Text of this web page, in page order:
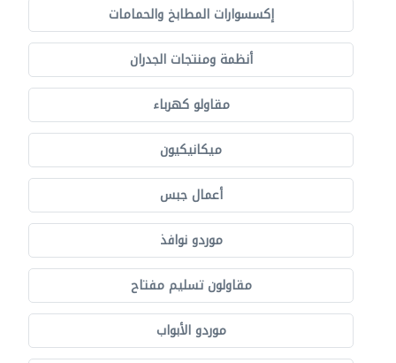
إكسسوارات المطابخ والحمامات
أنظمة ومنتجات الجدران
مقاولو كهرباء
ميكانيكيون
أعمال جبس
موردو نوافذ
مقاولون تسليم مفتاح
موردو الأبواب